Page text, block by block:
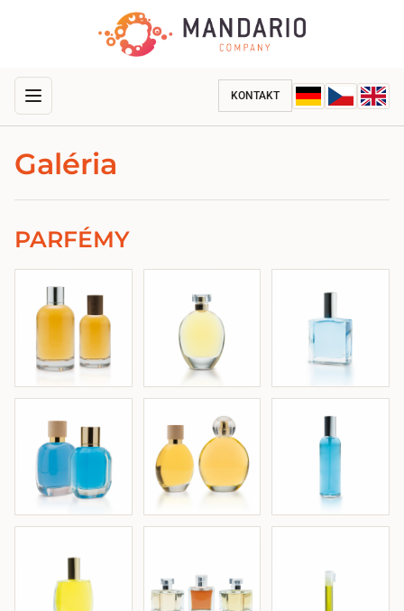
KONTAKT
Galéria
PARFÉMY